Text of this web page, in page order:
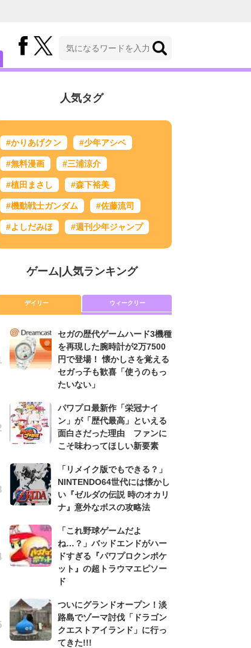
人気タグ
#かりあげクン #少年アシベ
#無料漫画 #三浦涼介
#植田まさし #森下裕美
#機動戦士ガンダム #佐藤流司
#よしだみほ #週刊少年ジャンプ
ゲーム| 人気ランキング
デイリー ウィークリー
セガの歴代ゲームハード3機種
を再現した腕時計が2万7500
円で登場！ 懐かしさを覚える
セガっ子も歓喜「使うのもっ
たいない」
パワプロ最新作「栄冠ナイ
ン」が「歴代最高」といえる
面白さだった理由 ファンに
こそ味わってほしい新要素
「リメイク版でもできる？」
NINTENDO64世代には懐かし
い『ゼルダの伝説 時のオカリ
ナ』意外なボスの攻略法
「これ野球ゲームだよ
ね…？」バッドエンドがハー
ドすぎる『パワプロクンポケ
ット』の超トラウマエピソー
ド
ついにグランドオープン！淡
路島でゾーマ討伐「ドラゴン
クエストアイランド」に行っ
てきた!!!